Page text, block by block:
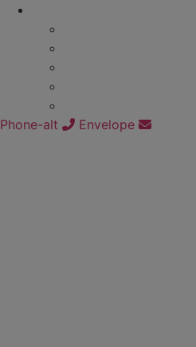
Phone-alt Envelope